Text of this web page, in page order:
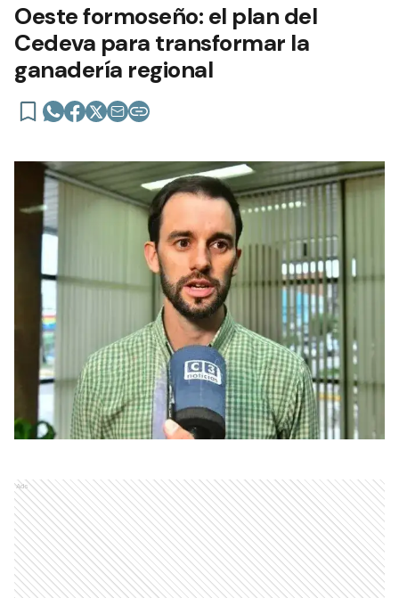
Oeste formoseño: el plan del
Cedeva para transformar la
ganadería regional
Ads